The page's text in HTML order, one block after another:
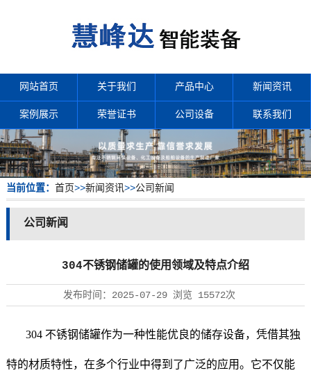
网站首页 关于我们 产品中心 新闻资讯
案例展示 荣誉证书 公司设备 联系我们
当前位置： 首页>>新闻资讯>>公司新闻
公司新闻
304不锈钢储罐的使用领域及特点介绍
发布时间： 2025-07-29浏览 15572次
304 不锈钢储罐作为一种性能优良的储存设备，凭借其独
特的材质特性，在多个行业中得到了广泛的应用。它不仅能